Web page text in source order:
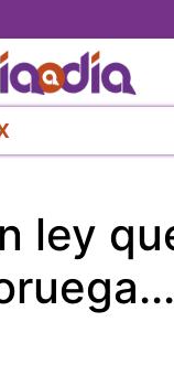
al
contenido
principal
ley